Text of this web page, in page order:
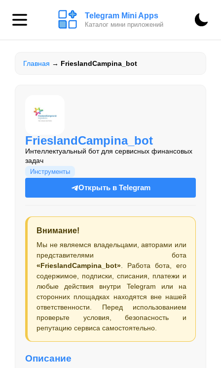
Telegram Mini Apps
Каталог мини приложений
Главная → FrieslandCampina_bot
FrieslandCampina_bot
Интеллектуальный бот для сервисных финансовых
задач
Инструменты
Открыть в Telegram
Внимание!
Мы не являемся владельцами, авторами или
представителями бота
«FrieslandCampina_bot» . Работа бота, его
содержимое, подписки, списания, платежи и
любые действия внутри Telegram или на
сторонних площадках находятся вне нашей
ответственности. Перед использованием
проверьте условия, безопасность и
репутацию сервиса самостоятельно.
Описание